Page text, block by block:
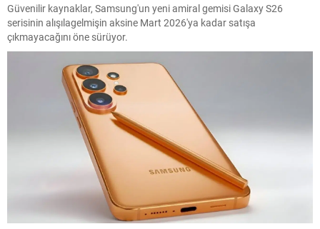
Güvenilir kaynaklar, Samsung'un yeni amiral gemisi Galaxy S26
serisinin alışılagelmişin aksine Mart 2026'ya kadar satışa
çıkmayacağını öne sürüyor.